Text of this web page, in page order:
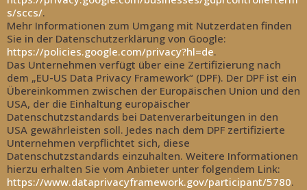
s/sccs/.
Mehr Informationen zum Umgang mit Nutzerdaten finden
Sie in der Datenschutzerklärung von Google:
https://policies.google.com/privacy?hl=de.
Das Unternehmen verfügt über eine Zertifizierung nach
dem „EU-US Data Privacy Framework“ (DPF). Der DPF ist ein
Übereinkommen zwischen der Europäischen Union und den
USA, der die Einhaltung europäischer
Datenschutzstandards bei Datenverarbeitungen in den
USA gewährleisten soll. Jedes nach dem DPF zertifizierte
Unternehmen verpflichtet sich, diese
Datenschutzstandards einzuhalten. Weitere Informationen
hierzu erhalten Sie vom Anbieter unter folgendem Link:
https://www.dataprivacyframework.gov/participant/5780.